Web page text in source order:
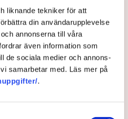
liknande tekniker för att
din användarupplevelse
annonserna till våra
även information som
de sociala medier och annons-
samarbetar med. Läs mer på
.
kaoset bara
är genant”
att följas av en järnmalmskris